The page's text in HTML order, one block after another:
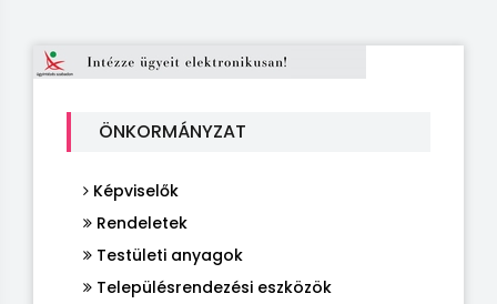
ÖNKORMÁNYZAT
Képviselők
Rendeletek
Testületi anyagok
Településrendezési eszközök